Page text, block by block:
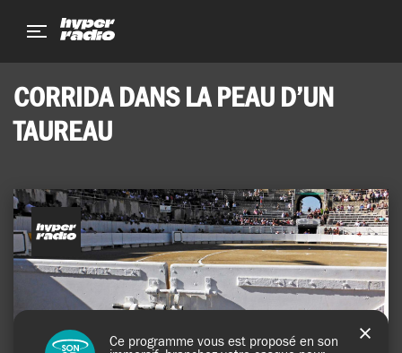
page
CORRIDA DANS LA PEAU D’UN
TAUREAU